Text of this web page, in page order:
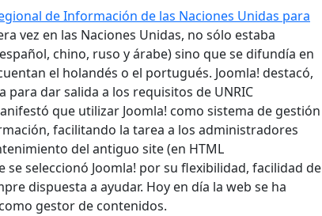
de Información de las Naciones Unidas para
vez en las Naciones Unidas, no sólo estaba
chino, ruso y árabe) sino que se difundía en
el holandés o el portugués. Joomla! destacó,
dar salida a los requisitos de UNRIC
que utilizar Joomla! como sistema de gestión
facilitando la tarea a los administradores
del antiguo site (en HTML
se seleccionó Joomla! por su flexibilidad, facilidad de
dispuesta a ayudar. Hoy en día la web se ha
gestor de contenidos.